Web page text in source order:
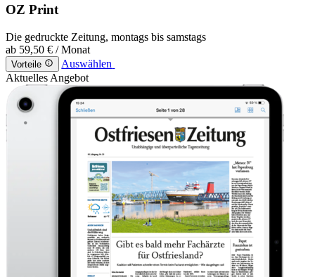
OZ Print
Die gedruckte Zeitung, montags bis samstags
ab 59,50 € / Monat
Vorteile
Auswählen
Aktuelles Angebot